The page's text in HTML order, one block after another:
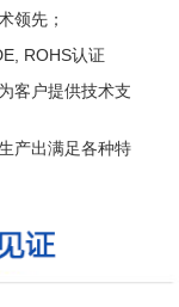
领先；
ROHS认证
客户提供技术支
产出满足各种特